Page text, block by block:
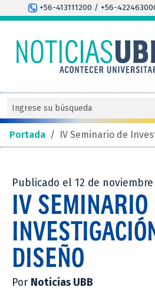
+56-413111200 / +56-
Portada / IV Seminario de
Publicado el 12 de noviembre
IV SEMINARIO
DISEÑO
Por Noticias UBB